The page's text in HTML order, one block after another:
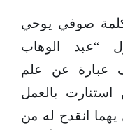
صوفي يوحي
“عبد الوهاب
عبارة عن علم
استنارت بالعمل
انقدح له من